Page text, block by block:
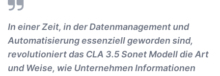
In einer Zeit, in der Datenmanagement und
Automatisierung essenziell geworden sind,
revolutioniert das CLA 3.5 Sonet Modell die Art
und Weise, wie Unternehmen Informationen